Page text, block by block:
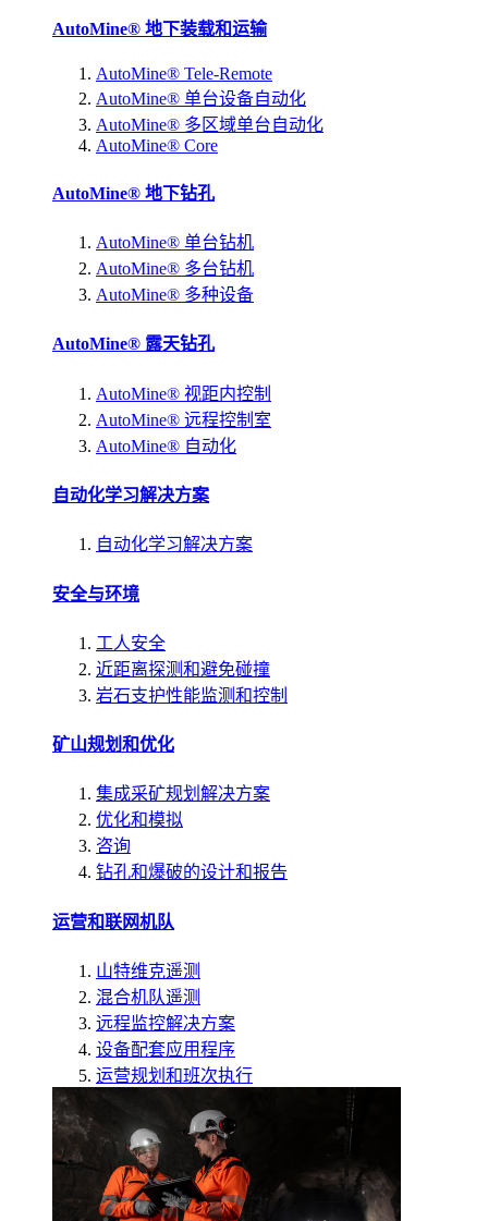
AutoMine® 地下装载和运输
AutoMine® Tele-Remote
AutoMine® 单台设备自动化
AutoMine® 多区域单台自动化
AutoMine® Core
AutoMine® 地下钻孔
AutoMine® 单台钻机
AutoMine® 多台钻机
AutoMine® 多种设备
AutoMine® 露天钻孔
AutoMine® 视距内控制
AutoMine® 远程控制室
AutoMine® 自动化
自动化学习解决方案
自动化学习解决方案
安全与环境
工人安全
近距离探测和避免碰撞
岩石支护性能监测和控制
矿山规划和优化
集成采矿规划解决方案
优化和模拟
咨询
钻孔和爆破的设计和报告
运营和联网机队
山特维克遥测
混合机队遥测
远程监控解决方案
设备配套应用程序
运营规划和班次执行